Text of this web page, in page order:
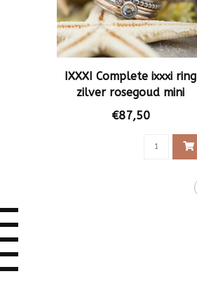
IXXXI Complete ixxxi ring
zilver rosegoud mini
steentje
€87,50